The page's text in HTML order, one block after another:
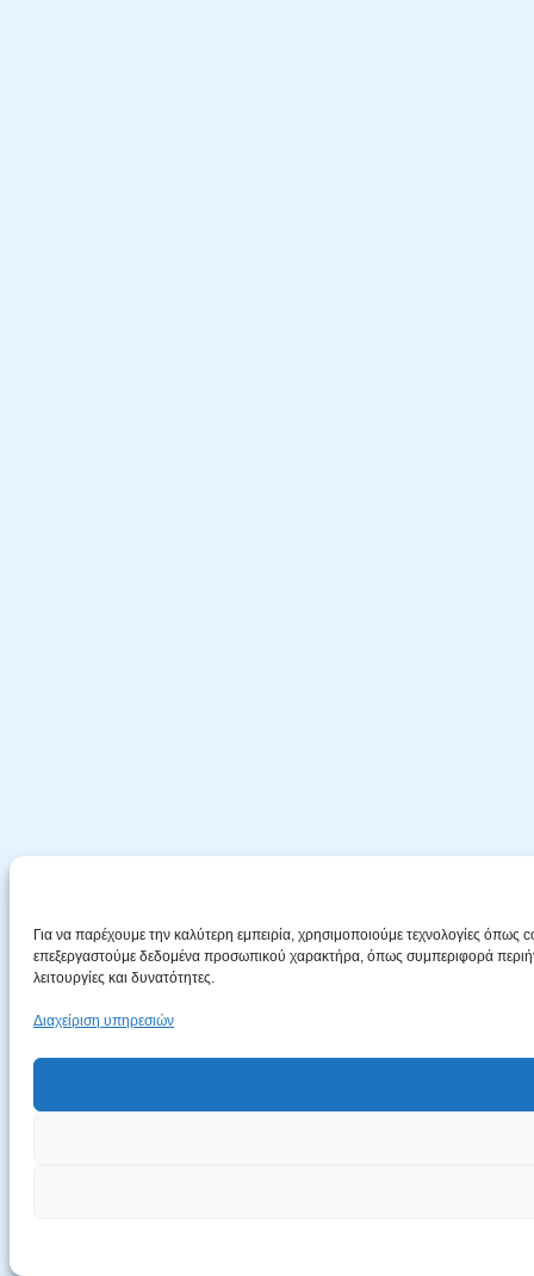
Για να παρέχουμε την καλύτερη εμπειρία, χρησιμοποιούμε τεχνολογίες
επεξεργαστούμε δεδομένα προσωπικού χαρακτήρα, όπως συμπεριφορά
λειτουργίες και δυνατότητες.
Διαχείριση υπηρεσιών